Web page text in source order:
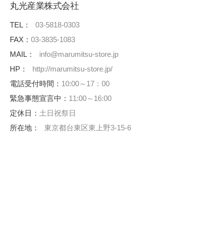
丸光産業株式会社
TEL：
03-5818-0303
FAX： 03-3835-1083
MAIL：
info@marumitsu-store.jp
HP：
http://marumitsu-store.jp/
電話受付時間： 10:00～17：00
緊急事態宣言中： 11:00～16:00
定休日： 土日祝祭日
所在地：
東京都台東区東上野3-15-6